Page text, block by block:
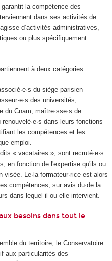
garantit la compétence des
dans ses activités de
d’activités administratives,
ou plus spécifiquement
à deux catégories :
du siège parisien
des universités,
du Cnam, maître·sse·s de
dans leurs fonctions
les compétences et les
emploi.
« vacataires », sont recruté·e·s
en fonction de l'expertise qu'ils ou
Le·la formateur·rice est alors
compétences, sur avis du·de la
dans lequel il ou elle intervient.
besoins dans tout le
du territoire, le Conservatoire
aux particularités des